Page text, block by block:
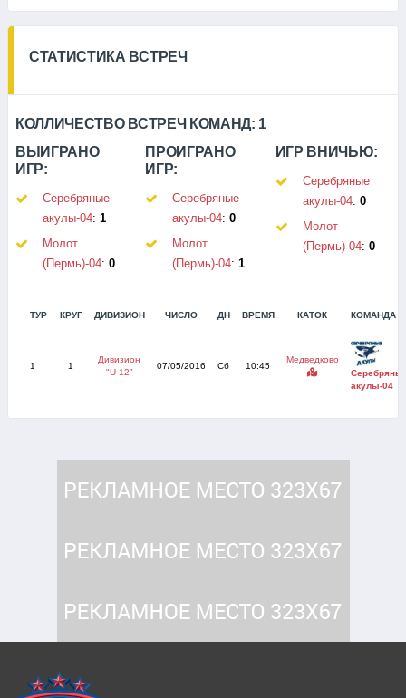
СТАТИСТИКА ВСТРЕЧ
КОЛЛИЧЕСТВО ВСТРЕЧ КОМАНД: 1
ВЫИГРАНО
ИГР:
Серебряные
акулы-04: 1
Молот
(Пермь)-04: 0
ПРОИГРАНО
ИГР:
Серебряные
акулы-04:0
Молот
(Пермь)-04:1
ИГР ВНИЧЬЮ:
Серебряные
акулы-04: 0
Молот
(Пермь)-04: 0
ТУР КРУГ ДИВИЗИОН ЧИСЛО ДН ВРЕМЯ КАТОК КОМАНДА А
1 1
Дивизион
"U-12"
07/05/2016 Сб 10:45
Медведково
акулы-04